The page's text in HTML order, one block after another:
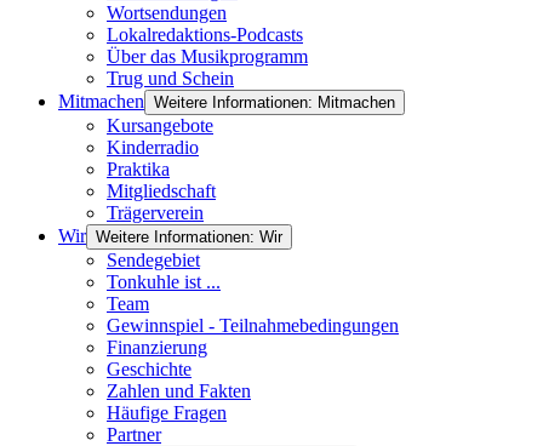
Wortsendungen
Lokalredaktions-Podcasts
Über das Musikprogramm
Trug und Schein
Mitmachen Weitere Informationen: Mitmachen
Kursangebote
Kinderradio
Praktika
Mitgliedschaft
Trägerverein
Wir Weitere Informationen: Wir
Sendegebiet
Tonkuhle ist ...
Team
Gewinnspiel - Teilnahmebedingungen
Finanzierung
Geschichte
Zahlen und Fakten
Häufige Fragen
Partner